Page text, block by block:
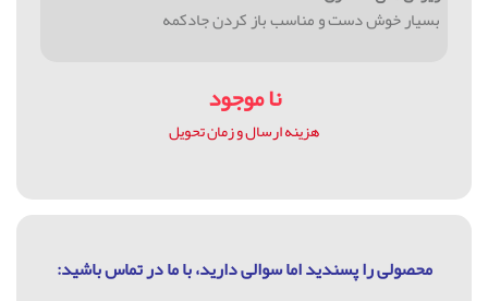
بسيار خوش دست و مناسب باز كردن جادكمه
نا موجود
هزینه ارسال و زمان تحویل
محصولی را پسندید اما سوالی دارید، با ما در تماس باشيد: